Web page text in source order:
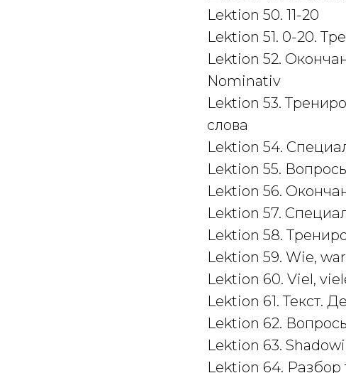
Lektion 50. 11-20
Lektion 51. 0-20.
Lektion 52.
Nominativ
Lektion 53.
слова
Lektion 54.
Lektion 55.
Lektion 56.
Lektion 57.
Lektion 58.
Lektion 59. Wie,
Lektion 60. Viel,
Lektion 61. Текст.
Lektion 62.
Lektion 63.
Lektion 64. Разбор